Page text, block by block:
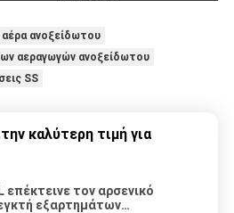
ανοξείδωτου
αεραγωγών ανοξείδωτου
SS
καλύτερη τιμή για
επέκτεινε τον αρσενικό
εξαρτημάτων